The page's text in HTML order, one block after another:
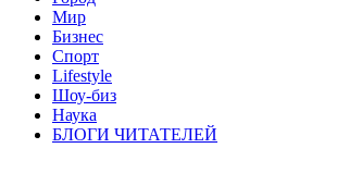
Мир
Бизнес
Спорт
Lifestyle
Шоу-биз
Наука
БЛОГИ ЧИТАТЕЛЕЙ